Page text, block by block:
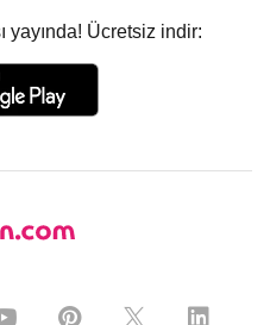
yayında! Ücretsiz indir: